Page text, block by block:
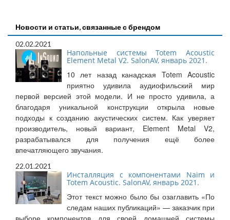
Новости и статьи, связанные с брендом
02.02.2021
Напольные системы Totem Acoustic
Element Metal V2. SalonAV, январь 2021.
10 лет назад канадская Totem Acoustic
приятно удивила аудиофильский мир
первой версией этой модели. И не просто удивила, а
благодаря уникальной конструкции открыла новые
подходы к созданию акустических систем. Как уверяет
производитель, новый вариант, Element Metal V2,
разрабатывался для получения ещё более
впечатляющего звучания.
22.01.2021
Инсталляция с компонентами Naim и
Totem Acoustic. SalonAV, январь 2021.
Этот текст можно было бы озаглавить «По
следам наших публикаций» — заказчик при